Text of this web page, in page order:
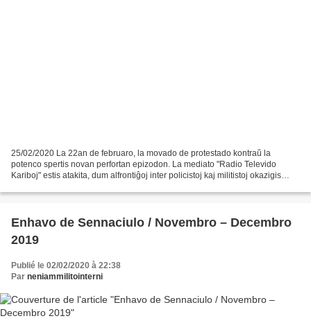
25/02/2020 La 22an de februaro, la movado de protestado kontraŭ la
potenco spertis novan perfortan epizodon. La mediato "Radio Televido
Kariboj" estis atakita, dum alfrontiĝoj inter policistoj kaj militistoj okazigis
Enhavo de Sennaciulo / Novembro – Decembro
2019
Publié le 02/02/2020 à 22:38
Par neniammilitointerni